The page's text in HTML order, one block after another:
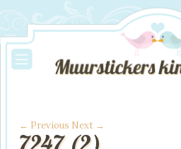
Image navigation
← Previous Next →